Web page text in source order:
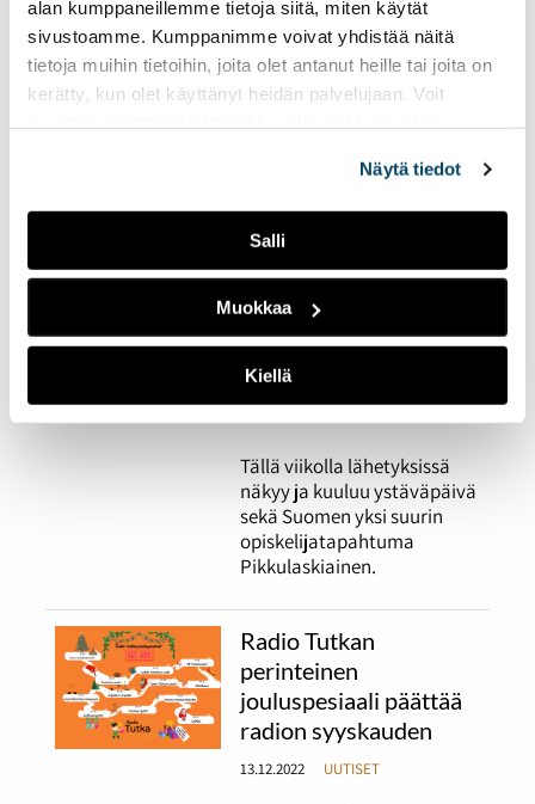
alan kumppaneillemme tietoja siitä, miten käytät
sivustoamme. Kumppanimme voivat yhdistää näitä
tietoja muihin tietoihin, joita olet antanut heille tai joita on
kerätty, kun olet käyttänyt heidän palvelujaan. Voit
Näytä tiedot
Salli
Muokkaa
Kiellä
kokonaisen
lähetysviikon kruunaa
Miisa Grekovin vierailu
UUTISET
Radio Tutkan kevätkautta
on jäljellä enää kaksi
viikkoa.
Radio Tutkan toisella
lähetysviikolla
pääteemana on
ystävyys
Tällä viikolla lähetyksissä
näkyy ja kuuluu ystäväpäivä
sekä Suomen yksi suurin
opiskelijatapahtuma
Pikkulaskiainen.
Radio Tutkan
perinteinen
jouluspesiaali päättää
radion syyskauden
13.12.2022 UUTISET